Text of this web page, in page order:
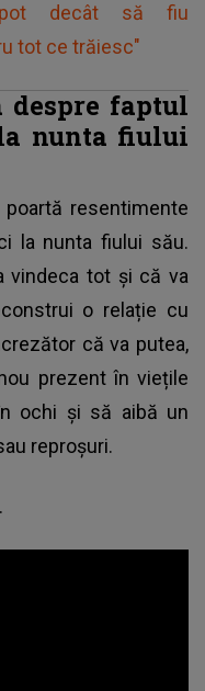
decât să fiu
tot ce trăiesc"
despre faptul
nunta fiului
resentimente
la nunta fiului său.
vindeca tot și că va
o relație cu
că va putea,
prezent în viețile
ochi și să aibă un
reproșuri.